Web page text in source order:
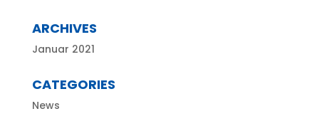
ARCHIVES
Januar 2021
CATEGORIES
News